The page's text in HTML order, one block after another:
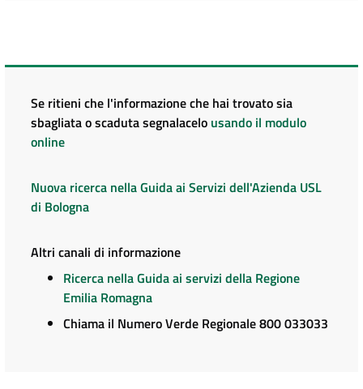
Se ritieni che l'informazione che hai trovato sia
sbagliata o scaduta segnalacelo usando il modulo
online
Nuova ricerca nella Guida ai Servizi dell'Azienda USL
di Bologna
Altri canali di informazione
Ricerca nella Guida ai servizi della Regione
Emilia Romagna
Chiama il Numero Verde Regionale 800 033033